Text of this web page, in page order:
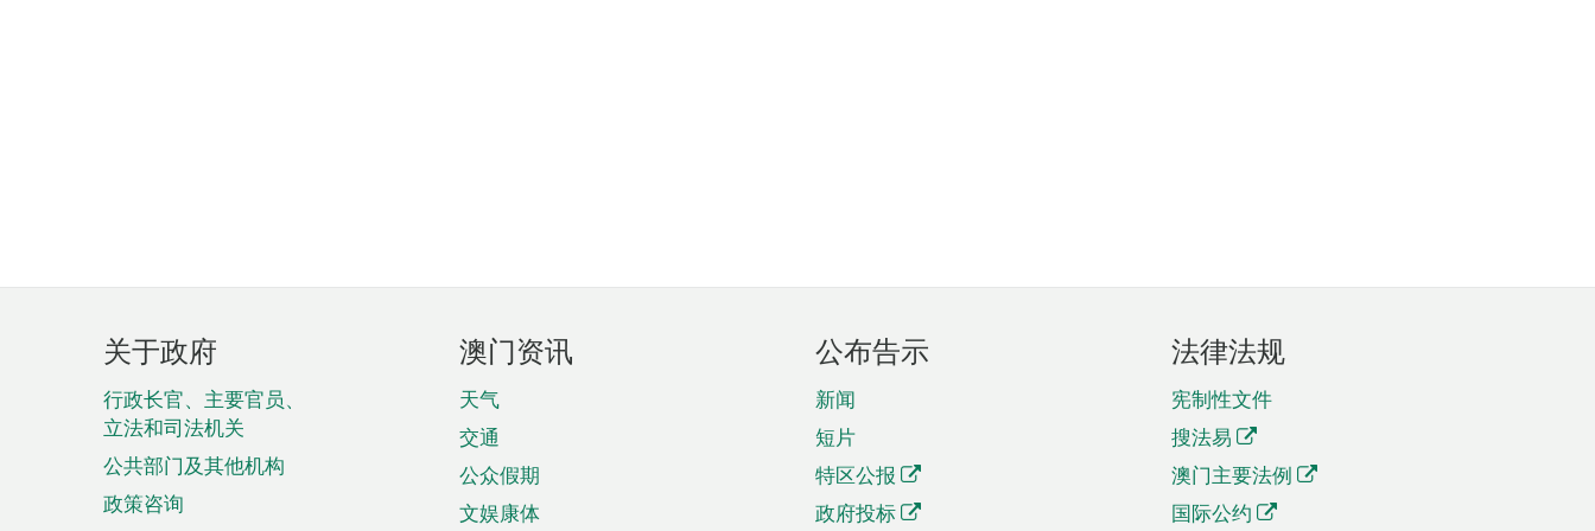
页
脚
菜
单
关于政府
行政长官、主要官员、
立法和司法机关
公共部门及其他机构
政策咨询
澳门资讯
天气
交通
公众假期
文娱康体
公布告示
新闻
短片
特区公报
政府投标
法律法规
宪制性文件
搜法易
澳门主要法例
国际公约